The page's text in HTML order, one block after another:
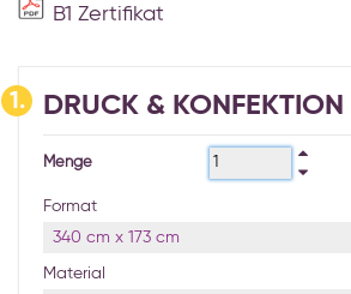
B1 Zertifikat
1. DRUCK & KONFEKTION
Menge
Format
340 cm x 173 cm
Material